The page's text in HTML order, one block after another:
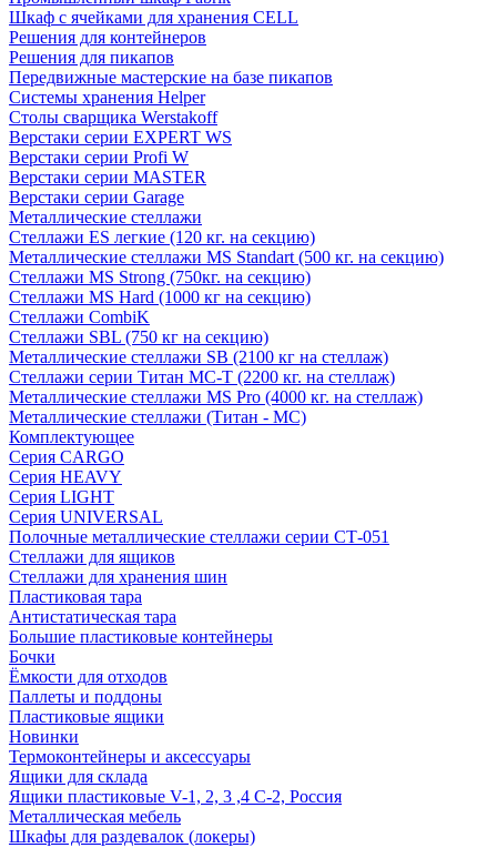
Шкаф с ячейками для хранения CELL
Решения для контейнеров
Решения для пикапов
Передвижные мастерские на базе пикапов
Системы хранения Helper
Столы сварщика Werstakoff
Верстаки серии EXPERT WS
Верстаки серии Profi W
Верстаки серии MASTER
Верстаки серии Garage
Металлические стеллажи
Стеллажи ES легкие (120 кг. на секцию)
Металлические стеллажи MS Standart (500 кг. на секцию)
Стеллажи MS Strong (750кг. на секцию)
Стеллажи MS Hard (1000 кг на секцию)
Стеллажи CombiK
Стеллажи SBL (750 кг на секцию)
Металлические стеллажи SB (2100 кг на стеллаж)
Стеллажи серии Титан МС-Т (2200 кг. на стеллаж)
Металлические стеллажи MS Pro (4000 кг. на стеллаж)
Металлические стеллажи (Титан - МС)
Комплектующее
Серия CARGO
Серия HEAVY
Серия LIGHT
Серия UNIVERSAL
Полочные металлические стеллажи серии СТ-051
Стеллажи для ящиков
Стеллажи для хранения шин
Пластиковая тара
Антистатическая тара
Большие пластиковые контейнеры
Бочки
Ёмкости для отходов
Паллеты и поддоны
Пластиковые ящики
Новинки
Термоконтейнеры и аксессуары
Ящики для склада
Ящики пластиковые V-1, 2, 3 ,4 С-2, Россия
Металлическая мебель
Шкафы для раздевалок (локеры)